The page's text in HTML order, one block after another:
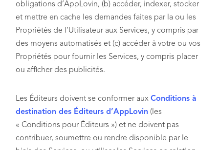
obligations d’AppLovin, (b) accéder, indexer, stocker
et mettre en cache les demandes faites par la ou les
Propriétés de l’Utilisateur aux Services, y compris par
des moyens automatisés et (c) accéder à votre ou vos
Propriétés pour fournir les Services, y compris placer
ou afficher des publicités.
Les Éditeurs doivent se conformer aux Conditions à
destination des Éditeurs d’AppLovin (les
« Conditions pour Éditeurs ») et ne doivent pas
contribuer, soumettre ou rendre disponible par le